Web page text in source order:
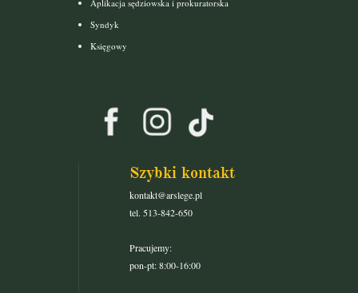
Aplikacja sędziowska i prokuratorska
Syndyk
Księgowy
Szybki kontakt
kontakt@arslege.pl
tel. 513-842-650
Pracujemy:
pon-pt: 8:00-16:00